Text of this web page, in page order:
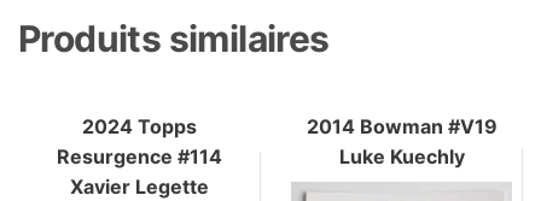
Produits similaires
2024 Topps
Resurgence #114
Xavier Legette
2014 Bowman #V19
Luke Kuechly